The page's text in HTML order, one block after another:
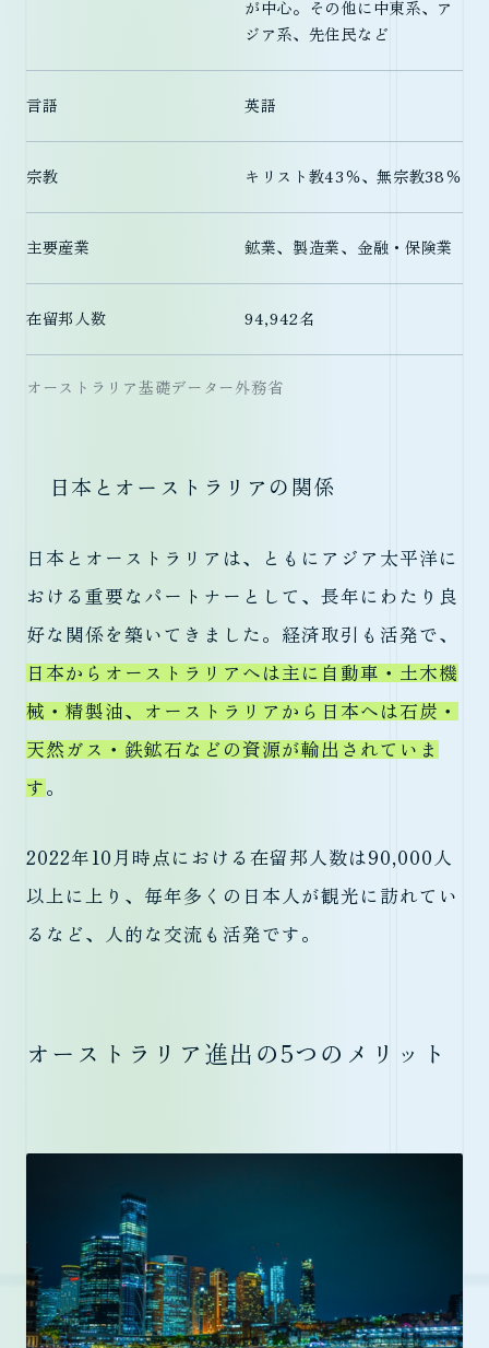
が中心。その他に中東系、ア
ジア系、先住民など
言語 英語
宗教 キリスト教43％、無宗教38％
主要産業 鉱業、製造業、金融・保険業
在留邦人数 94,942名
オーストラリア基礎データー外務省
日本とオーストラリアの関係
日本とオーストラリアは、ともにアジア太平洋に
おける重要なパートナーとして、長年にわたり良
好な関係を築いてきました。経済取引も活発で、
日本からオーストラリアへは主に自動車・土木機
械・精製油、オーストラリアから日本へは石炭・
天然ガス・鉄鉱石などの資源が輸出されていま
す 。
2022年10月時点における在留邦人数は90,000人
以上に上り、毎年多くの日本人が観光に訪れてい
るなど、人的な交流も活発です。
オーストラリア進出の5つのメリット